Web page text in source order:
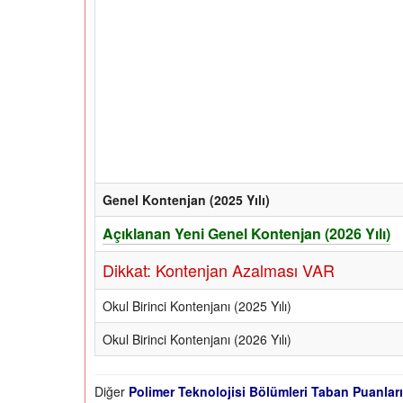
Genel Kontenjan (2025 Yılı)
Açıklanan Yeni Genel Kontenjan (2026 Yılı)
Dikkat: Kontenjan Azalması VAR
Okul Birinci Kontenjanı (2025 Yılı)
Okul Birinci Kontenjanı (2026 Yılı)
Diğer Polimer Teknolojisi Bölümleri Taban Puanları